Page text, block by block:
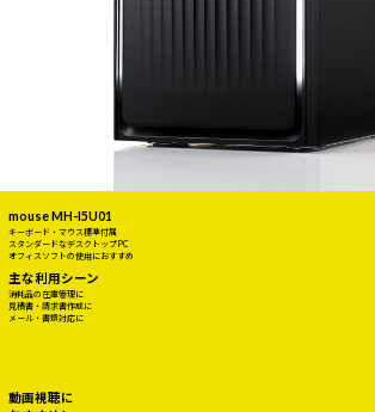
mouse MH-I5U01
キーボード・マウス標準付属
スタンダードなデスクトップPC
オフィスソフトの使用におすすめ
主な利用シーン
消耗品の在庫管理に
見積書・請求書作成に
メール・書類対応に
動画視聴に